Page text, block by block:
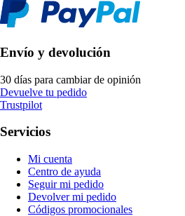
Envío y devolución
30 días para cambiar de opinión
Devuelve tu pedido
Trustpilot
Servicios
Mi cuenta
Centro de ayuda
Seguir mi pedido
Devolver mi pedido
Códigos promocionales